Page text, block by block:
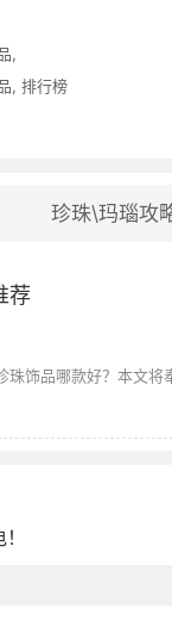
,
, 排行榜
珍珠\玛瑙攻
荐
珠饰品哪款好？本文